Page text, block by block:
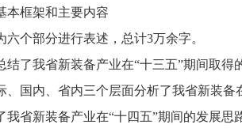
本框架和主要内容
个部分进行表述， 总计3万余字。
我省新装备产业在“十三五”期间取得
国内、 省内三个层面分析了我省新装备
新装备产业在“十四五”期间的发展思路